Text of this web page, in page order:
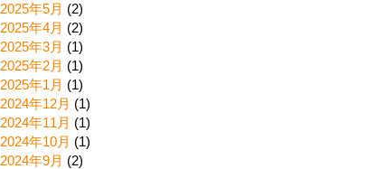
2025年5月 (2)
2025年4月 (2)
2025年3月 (1)
2025年2月 (1)
2025年1月 (1)
2024年12月 (1)
2024年11月 (1)
2024年10月 (1)
2024年9月 (2)